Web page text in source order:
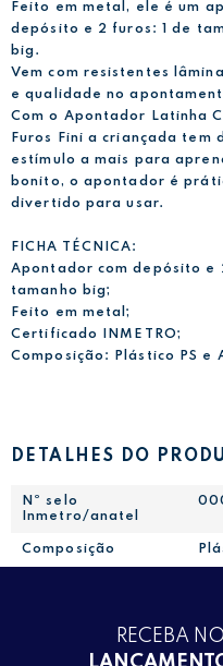
Feito em metal, ele é um
depósito e 2 furos: 1 de
big.
Vem com resistentes
e qualidade no
Com o Apontador Latinha
Furos Fini a criançada tem
estímulo a mais para
bonito, o apontador é
divertido para usar.
FICHA TÉCNICA:
Apontador com depósito e
tamanho big;
Feito em metal;
Certificado INMETRO;
Composição: Plástico PS e
DETALHES DO
Nº selo
Inmetro/anatel
Composição
RECEBA